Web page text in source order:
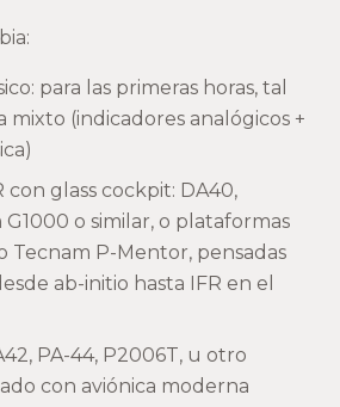
para las primeras horas, tal
mixto (indicadores analógicos +
glass cockpit: DA40,
G1000 o similar, o plataformas
Tecnam P-Mentor, pensadas
ab-initio hasta IFR en el
PA-44, P2006T, u otro
con aviónica moderna